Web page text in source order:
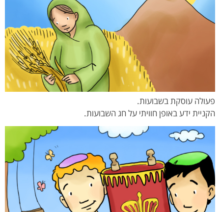
פעולה עוסקת בשבועות.
הקניית ידע באופן חוויתי על חג השבועות.